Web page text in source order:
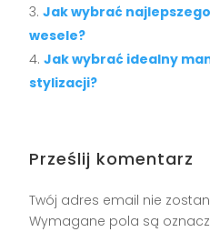
Jak wybrać
wesele?
Jak wybrać idealny
stylizacji?
Prześlij komentarz
Twój adres email nie
Wymagane pola są